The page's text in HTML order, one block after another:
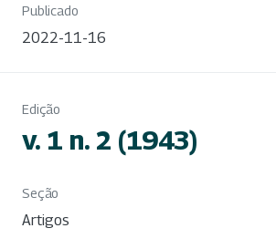
Publicado
2022-11-16
Edição
v. 1 n. 2 (1943)
Seção
Artigos